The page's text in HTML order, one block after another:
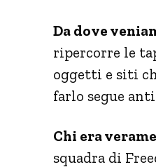
Da dove
ripercorre le
oggetti e siti
farlo segue
Chi era
squadra di